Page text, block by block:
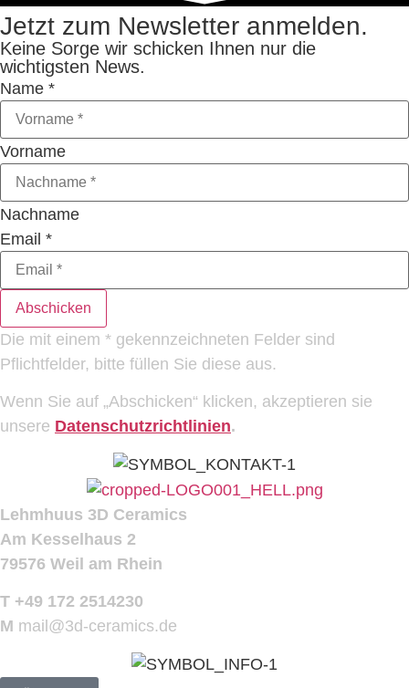
Jetzt zum Newsletter anmelden.
Keine Sorge wir schicken Ihnen nur die
wichtigsten News.
Name *
Vorname
Nachname
Email *
Abschicken
Die mit einem * gekennzeichneten Felder sind
Pflichtfelder, bitte füllen Sie diese aus.
Wenn Sie auf „Abschicken“ klicken, akzeptieren sie
unsere Datenschutzrichtlinien.
Lehmhuus 3D Ceramics
Am Kesselhaus 2
79576 Weil am Rhein
T +49 172 2514230
M mail@3d-ceramics.de